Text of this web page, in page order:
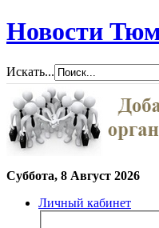
Новости
Искать...
Суббота, 8 Август 2026
Личный кабинет